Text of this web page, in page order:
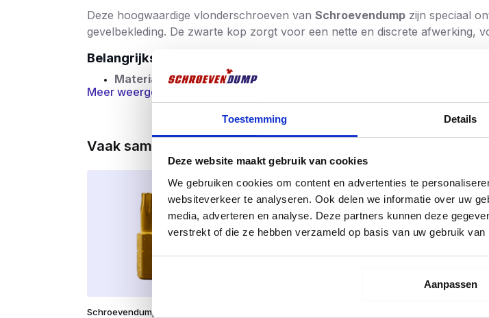
Toestemming Details
Deze website maakt gebruik van cookies
We gebruiken cookies om content en advertenties te
websiteverkeer te analyseren. Ook delen we informatie over uw
media, adverteren en analyse. Deze partners kunnen deze
verstrekt of die ze hebben verzameld op basis van uw gebruik van
Aanpassen
Deze hoogwaardige vlonderschroeven van Schroevendumpzijn speciaal
gevelbekleding. De zwarte kop zorgt voor een nette en discrete afwerking,
Belangrijkste Kenmerken:
Materiaal:Gemaakt van gehard roestvast staal (RVS 410) voor extra
Zwarte Coating:Voorzien van een zwarte coating (RAL9005) die
Kopvorm:
Schroefdraad:
Deeldraad met schachtribben voor optimale grip en
Snijpunt:
Scherpe punt voor moeiteloos indraaien zonder splijten van
Aandrijving:Torx-indruk voorkomt doordraaien en biedt maximale
Toepassingen:
Geschikt voor onder andere:
Vlonderplanken
Meer weergeven
Vaak samen gekocht
Schroevendump TX-15 25mm